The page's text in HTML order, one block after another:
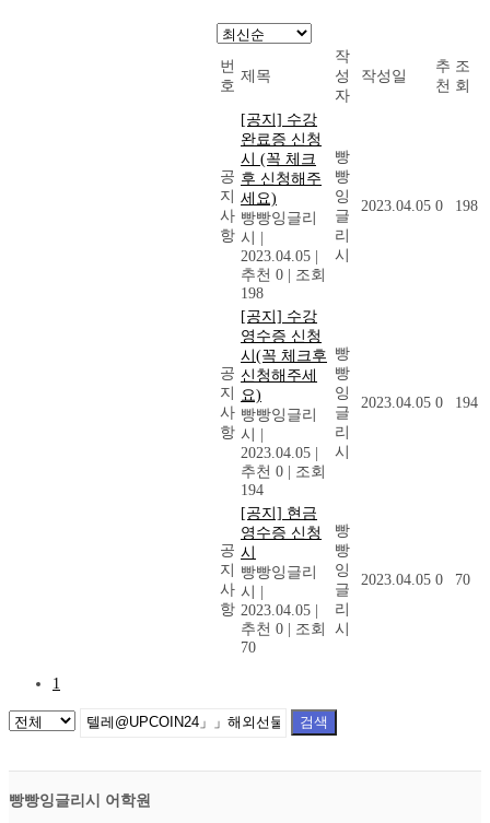
번
호
제목
작
성
자
작성일
추
천
조
회
공
지
사
항
[공지] 수강
완료증 신청
시 (꼭 체크
후 신청해주
세요)
빵빵잉글리
시 |
2023.04.05 |
추천 0 | 조회
198
빵
빵
잉
글
리
시
2023.04.05 0 198
공
지
사
항
[공지] 수강
영수증 신청
시(꼭 체크후
신청해주세
요)
빵빵잉글리
시 |
2023.04.05 |
추천 0 | 조회
194
빵
빵
잉
글
리
시
2023.04.05 0 194
공
지
사
항
[공지] 현금
영수증 신청
시
빵빵잉글리
시 |
2023.04.05 |
추천 0 | 조회
70
빵
빵
잉
글
리
시
2023.04.05 0 70
1
검색
빵빵잉글리시 어학원